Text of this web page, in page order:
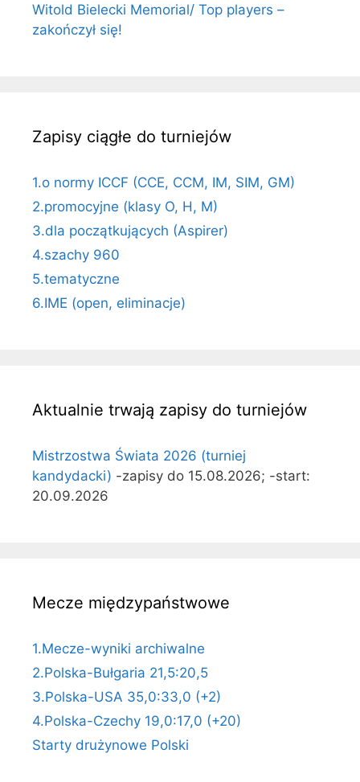
Witold Bielecki Memorial/ Top players –
zakończył się!
Zapisy ciągłe do turniejów
1.o normy ICCF (CCE, CCM, IM, SIM, GM)
2.promocyjne (klasy O, H, M)
3.dla początkujących (Aspirer)
4.szachy 960
5.tematyczne
6.IME (open, eliminacje)
Aktualnie trwają zapisy do turniejów
Mistrzostwa Świata 2026 (turniej
kandydacki) -zapisy do 15.08.2026; -start:
20.09.2026
Mecze międzypaństwowe
1.Mecze-wyniki archiwalne
2.Polska-Bułgaria 21,5:20,5
3.Polska-USA 35,0:33,0 (+2)
4.Polska-Czechy 19,0:17,0 (+20)
Starty drużynowe Polski